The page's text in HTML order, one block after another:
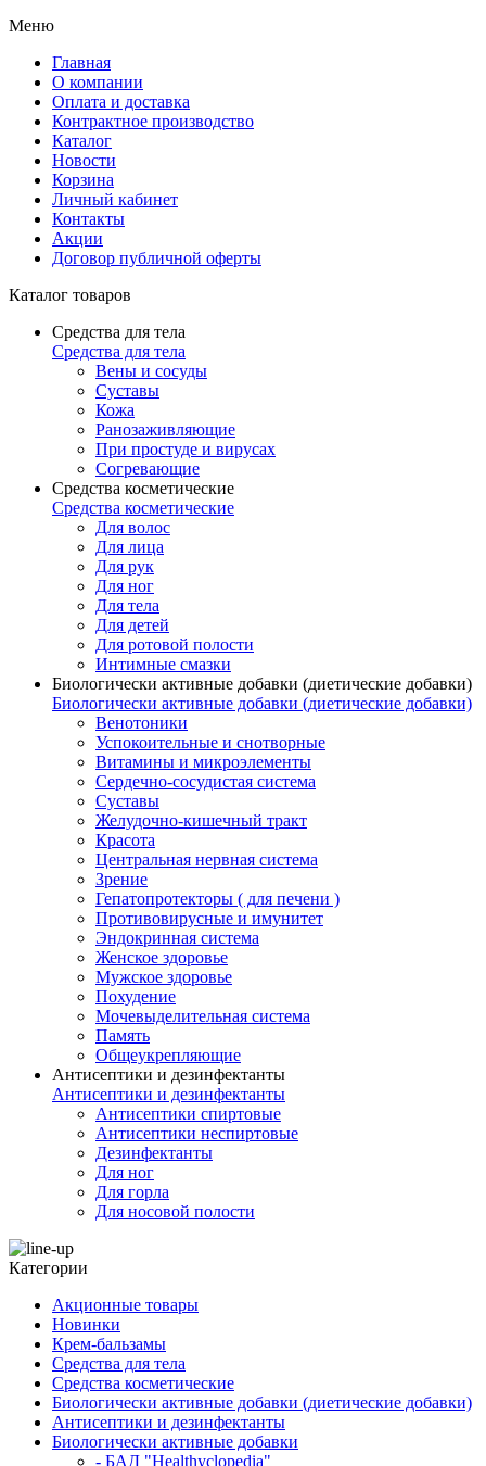
Меню
Главная
О компании
Оплата и доставка
Контрактное производство
Каталог
Новости
Корзина
Личный кабинет
Контакты
Акции
Договор публичной оферты
Каталог товаров
Средства для тела
Средства для тела
Вены и сосуды
Суставы
Кожа
Ранозаживляющие
При простуде и вирусах
Согревающие
Средства косметические
Средства косметические
Для волос
Для лица
Для рук
Для ног
Для тела
Для детей
Для ротовой полости
Интимные смазки
Биологически активные добавки (диетические добавки)
Биологически активные добавки (диетические добавки)
Венотоники
Успокоительные и снотворные
Витамины и микроэлементы
Сердечно-сосудистая система
Суставы
Желудочно-кишечный тракт
Красота
Центральная нервная система
Зрение
Гепатопротекторы ( для печени )
Противовирусные и имунитет
Эндокринная система
Женское здоровье
Мужское здоровье
Похудение
Мочевыделительная система
Память
Общеукрепляющие
Антисептики и дезинфектанты
Антисептики и дезинфектанты
Антисептики спиртовые
Антисептики неспиртовые
Дезинфектанты
Для ног
Для горла
Для носовой полости
Категории
Акционные товары
Новинки
Крем-бальзамы
Средства для тела
Средства косметические
Биологически активные добавки (диетические добавки)
Антисептики и дезинфектанты
Биологически активные добавки
- БАД "Healthyclopedia"